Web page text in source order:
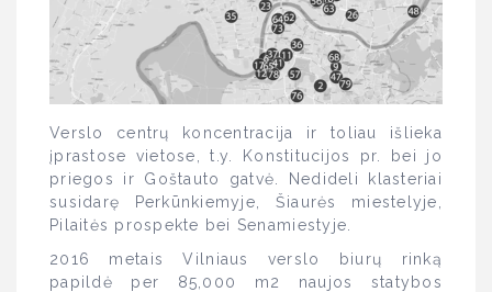
Verslo centrų koncentracija ir toliau išlieka
įprastose vietose, t.y. Konstitucijos pr. bei jo
priegos ir Goštauto gatvė. Nedideli klasteriai
susidarę Perkūnkiemyje, Šiaurės miestelyje,
Pilaitės prospekte bei Senamiestyje.
2016 metais Vilniaus verslo biurų rinką
papildė per 85,000 m2 naujos statybos